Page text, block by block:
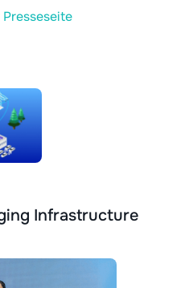
Infrastructure